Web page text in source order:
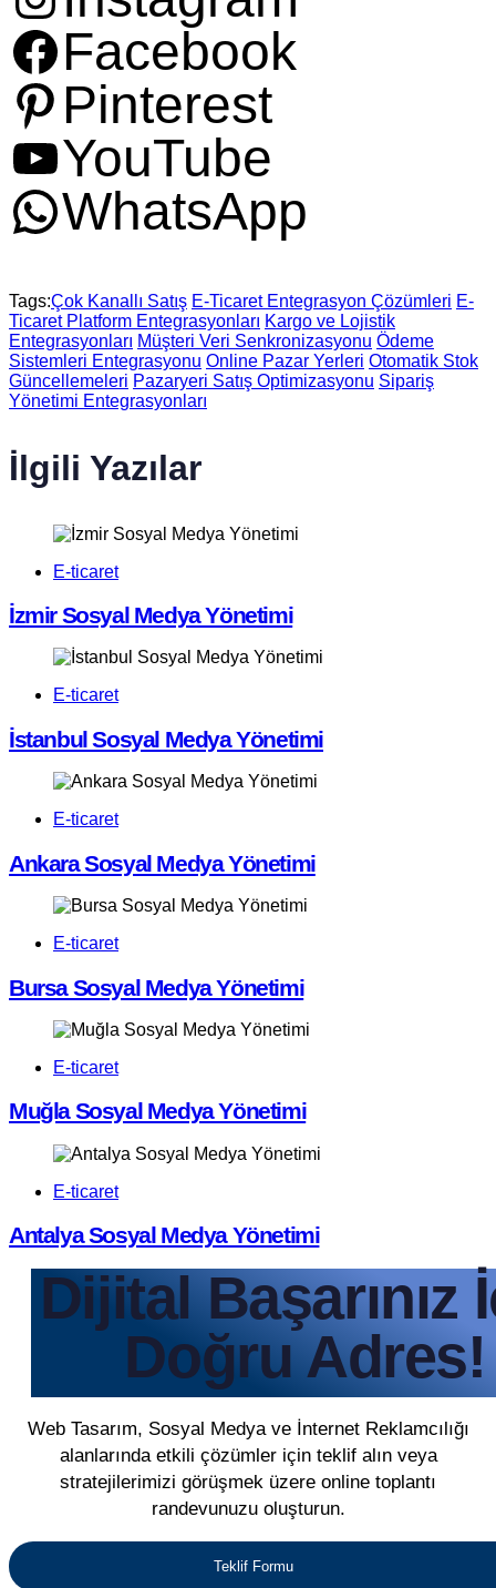
Facebook
Pinterest
YouTube
WhatsApp
Tags:Çok Kanallı Satış E-Ticaret Entegrasyon Çözümleri E-
Ticaret Platform Entegrasyonları Kargo ve Lojistik
Entegrasyonları Müşteri Veri Senkronizasyonu Ödeme
Sistemleri Entegrasyonu Online Pazar Yerleri Otomatik Stok
Güncellemeleri Pazaryeri Satış Optimizasyonu Sipariş
Yönetimi Entegrasyonları
İlgili Yazılar
E-ticaret
İzmir Sosyal Medya Yönetimi
E-ticaret
İstanbul Sosyal Medya Yönetimi
E-ticaret
Ankara Sosyal Medya Yönetimi
E-ticaret
Bursa Sosyal Medya Yönetimi
E-ticaret
Muğla Sosyal Medya Yönetimi
E-ticaret
Antalya Sosyal Medya Yönetimi
Dijital Başarınız
Doğru Adres!
Web Tasarım, Sosyal Medya ve İnternet Reklamcılığı
alanlarında etkili çözümler için teklif alın veya
stratejilerimizi görüşmek üzere online toplantı
randevunuzu oluşturun.
Teklif Formu